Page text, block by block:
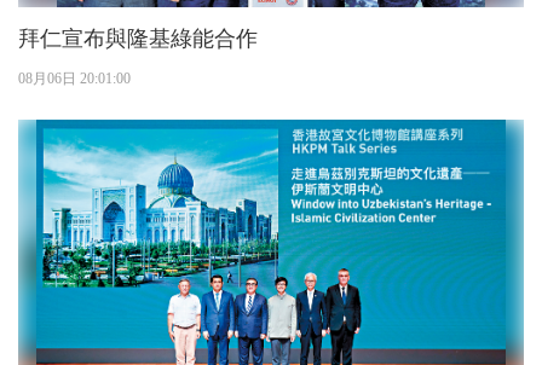
拜仁宣布與隆基綠能合作
08月06日 20:01:00